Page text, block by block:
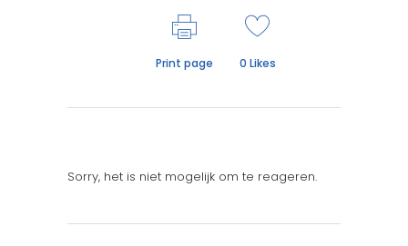
Print page 0 Likes
Sorry, het is niet mogelijk om te reageren.